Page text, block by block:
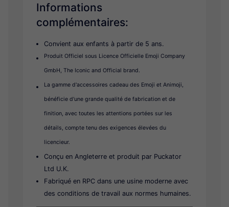
Informations
complémentaires:
Convient aux enfants à partir de 5 ans.
Produit Officiel sous Licence Officielle Emoji Company
GmbH, The Iconic and Official brand.
La gamme d'accessoires cadeau des Emoji et Animoji,
bénéficie d'une grande qualité de fabrication et de
finition, avec toutes les attentions portées sur les
détails, compte tenu des exigences élevées du
licencieur.
Conçu en Angleterre et produit par Puckator
Ltd U.K.
Fabriqué en RPC dans une usine moderne avec
des conditions de travail aux normes humaines.